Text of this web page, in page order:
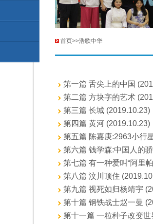
161 浩歌中华
首页>>浩歌中华
第一篇 舌尖上的中国
第二篇 方块字的艺术
第三篇 长城 (2019.10.23)
第四篇 黄河 (2019.10.23)
第五篇 陈嘉庚:2963小行
第六篇 钱学森:中国人的
第七篇 有一种爱叫“阿里
第八篇 汶川顶住
第九篇 视死如归杨靖宇
第十篇 钢铁战士赵一曼
第十一篇 一粒种子改变